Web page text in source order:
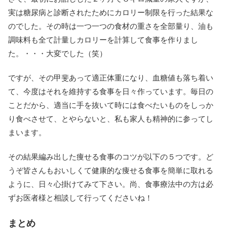
実は糖尿病と診断されたためにカロリー制限を行った結果な
のでした。その時は一つ一つの食材の重さを全部量り、油も
調味料も全て計量しカロリーを計算して食事を作りまし
た。・・・大変でした（笑）
ですが、その甲斐あって適正体重になり、血糖値も落ち着い
て、今度はそれを維持する食事を日々作っています。毎日の
ことだから、適当に手を抜いて時には食べたいものをしっか
り食べさせて、とやらないと、私も家人も精神的に参ってし
まいます。
その結果編み出した痩せる食事のコツが以下の５つです。ど
うぞ皆さんもおいしくて健康的な痩せる食事を簡単に取れる
ように、日々心掛けてみて下さい。尚、食事療法中の方は必
ずお医者様と相談して行ってくださいね！
まとめ